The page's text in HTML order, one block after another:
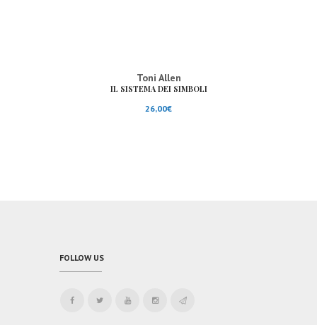
Toni Allen
IL SISTEMA DEI SIMBOLI
26,00€
FOLLOW US